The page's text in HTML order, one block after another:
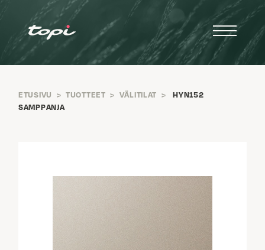
ETUSIVU > TUOTTEET > VÄLITILAT >
HYN152
SAMPPANJA